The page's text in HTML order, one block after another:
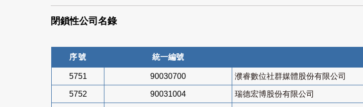
閉鎖性公司名錄
序號 統一編號
5751 90030700 濮睿數位社群媒體股份有限公司
5752 90031004 瑞德宏博股份有限公司